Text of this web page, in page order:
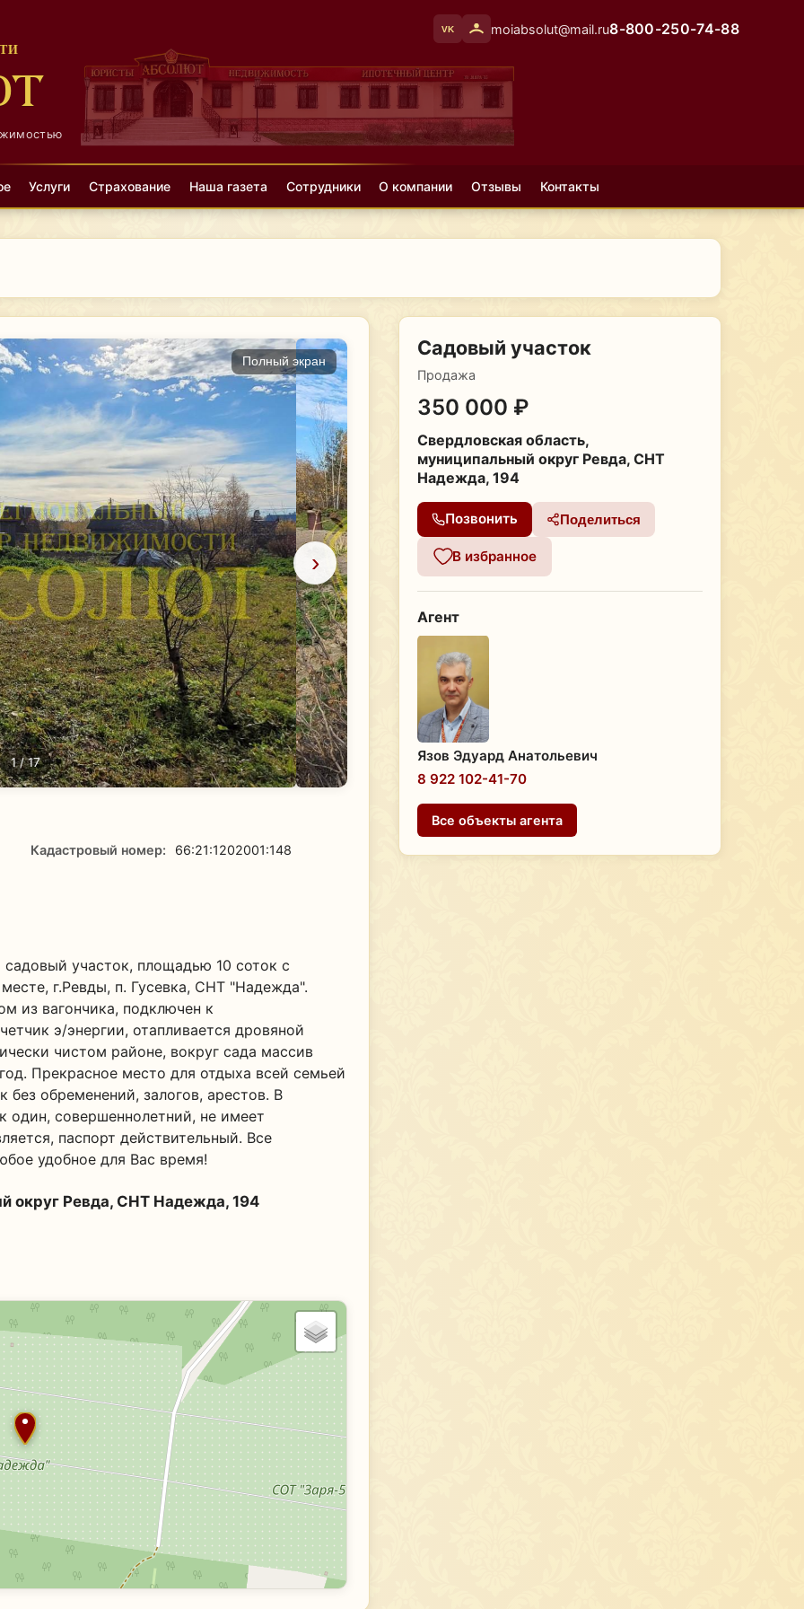
VK moiabsolut@mail.ru8-800-250-74-88
Услуги Страхование Наша газета Сотрудники О компании Отзывы Контакты
›
Полный экран
1/ 17
Кадастровый номер: 66:21:1202001:148
участок, площадью 10 соток с
г.Ревды, п. Гусевка, СНТ "Надежда".
из вагончика, подключен к
э/энергии, отапливается дровяной
чистом районе, вокруг сада массив
Прекрасное место для отдыха всей семьей
обременений, залогов, арестов. В
один, совершеннолетний, не имеет
паспорт действительный. Все
удобное для Вас время!
округ Ревда, СНТ Надежда, 194
Садовый участок
Продажа
350 000 ₽
Свердловская область,
муниципальный округ Ревда, СНТ
Надежда, 194
Позвонить Поделиться
В избранное
Агент
Язов Эдуард Анатольевич
8 922 102-41-70
Все объекты агента